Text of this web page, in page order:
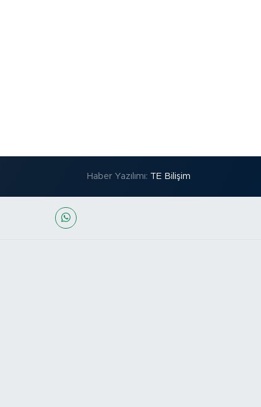
Haber Yazılımı: TE Bilişim